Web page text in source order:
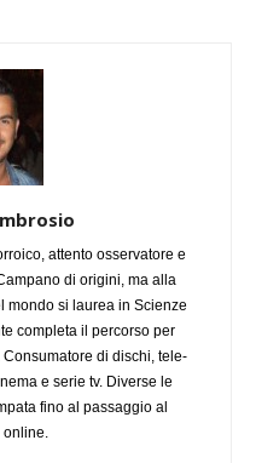
attento osservatore e
di origini, ma alla
mondo si laurea in Scienze
completa il percorso per
di dischi, tele-
e serie tv. Diverse le
fino al passaggio al
online.